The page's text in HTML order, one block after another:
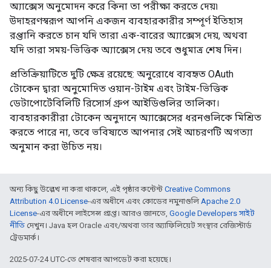
অ্যাক্সেস অনুমোদন করে কিনা তা পরীক্ষা করতে দেয়৷
উদাহরণস্বরূপ আপনি একজন ব্যবহারকারীর সম্পূর্ণ ইতিহাস
রপ্তানি করতে চান যদি তারা এক-বারের অ্যাক্সেস দেয়, অথবা
যদি তারা সময়-ভিত্তিক অ্যাক্সেস দেয় তবে শুধুমাত্র শেষ দিন।
প্রতিক্রিয়াটিতে দুটি ক্ষেত্র রয়েছে: অনুরোধে ব্যবহৃত OAuth
টোকেন দ্বারা অনুমোদিত ওয়ান-টাইম এবং টাইম-ভিত্তিক
ডেটাপোর্টেবিলিটি রিসোর্স গ্রুপ আইডিগুলির তালিকা।
ব্যবহারকারীরা টোকেন অনুদানে অ্যাক্সেসের ধরনগুলিকে মিশ্রিত
করতে পারে না, তবে ভবিষ্যতে আপনার সেই আচরণটি অগত্যা
অনুমান করা উচিত নয়।
অন্য কিছু উল্লেখ না করা থাকলে, এই পৃষ্ঠার কন্টেন্ট Creative Commons
Attribution 4.0 License-এর অধীনে এবং কোডের নমুনাগুলিApache 2.0
License-এর অধীনে লাইসেন্স প্রাপ্ত। আরও জানতে, Google Developers সাইট
নীতি দেখুন। Java হল Oracle এবং/অথবা তার অ্যাফিলিয়েট সংস্থার রেজিস্টার্ড
ট্রেডমার্ক।
2025-07-24 UTC-তে শেষবার আপডেট করা হয়েছে।